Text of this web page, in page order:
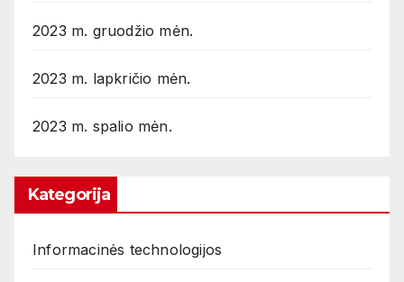
2023 m. gruodžio mėn.
2023 m. lapkričio mėn.
2023 m. spalio mėn.
Kategorija
Informacinės technologijos